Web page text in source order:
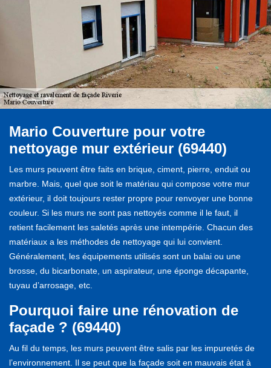
Mario Couverture pour votre
nettoyage mur extérieur (69440)
Les murs peuvent être faits en brique, ciment, pierre, enduit ou
marbre. Mais, quel que soit le matériau qui compose votre mur
extérieur, il doit toujours rester propre pour renvoyer une bonne
couleur. Si les murs ne sont pas nettoyés comme il le faut, il
retient facilement les saletés après une intempérie. Chacun des
matériaux a les méthodes de nettoyage qui lui convient.
Généralement, les équipements utilisés sont un balai ou une
brosse, du bicarbonate, un aspirateur, une éponge décapante,
tuyau d’arrosage, etc.
Pourquoi faire une rénovation de
façade ? (69440)
Au fil du temps, les murs peuvent être salis par les impuretés de
l’environnement. Il se peut que la façade soit en mauvais état à